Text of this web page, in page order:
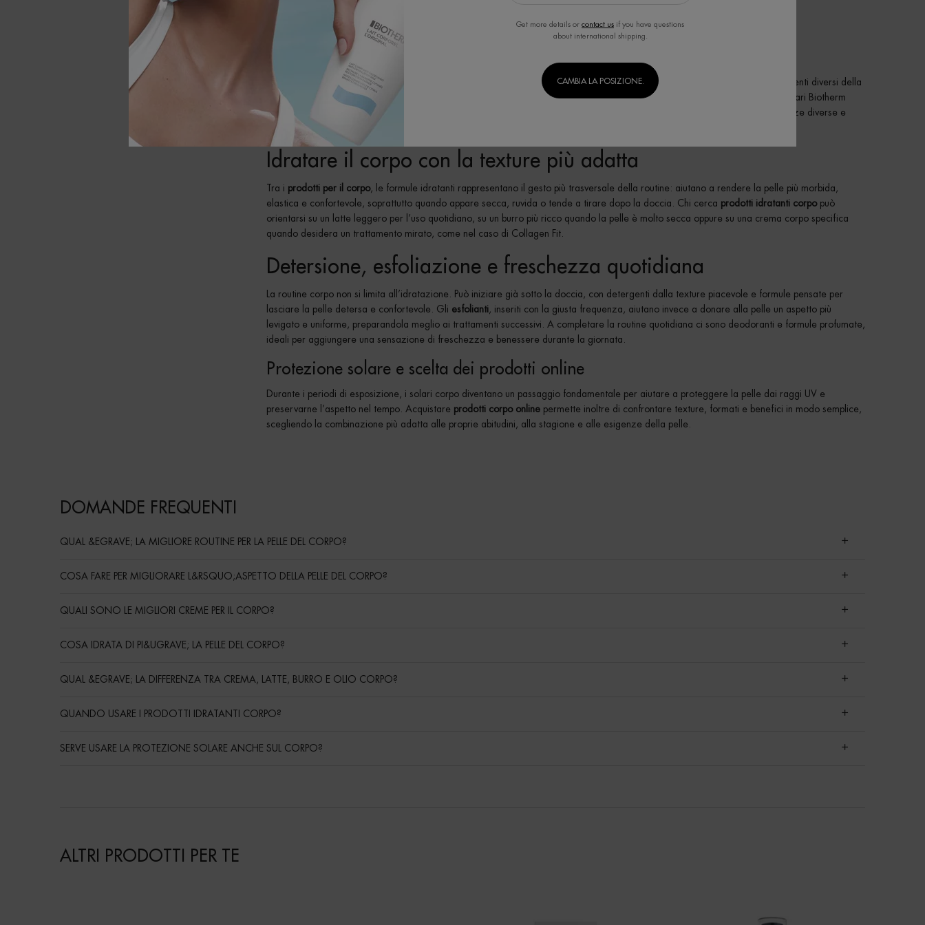
prodotti corpoadatti alle proprie esigenze significa costruire una routine capace di accompagnare la pelle in momenti diversi della
giornata: dalla detersione alla protezione solare, dall’idratazione quotidiana ai trattamenti più mirati. La categoria corpo e solari Biotherm
raccoglie texture differenti, come latte, burro, crema, olio, gel doccia, deodoranti e protezioni solari, per rispondere a esigenze diverse e
trasformare ogni gesto in un momento sensoriale.
Idratare il corpo con la texture più adatta
Tra i prodotti per il corpo, le formule idratanti rappresentano il gesto più trasversale della routine: aiutano a rendere la pelle più morbida,
elastica e confortevole, soprattutto quando appare secca, ruvida o tende a tirare dopo la doccia. Chi cerca prodotti idratanti corpopuò
orientarsi su un latte leggero per l’uso quotidiano, su un burro più ricco quando la pelle è molto secca oppure su una crema corpo specifica
quando desidera un trattamento mirato, come nel caso di Collagen Fit.
Detersione, esfoliazione e freschezza quotidiana
La routine corpo non si limita all’idratazione. Può iniziare già sotto la doccia, con detergenti dalla texture piacevole e formule pensate per
lasciare la pelle detersa e confortevole. Gli esfolianti, inseriti con la giusta frequenza, aiutano invece a donare alla pelle un aspetto più
levigato e uniforme, preparandola meglio ai trattamenti successivi. A completare la routine quotidiana ci sono deodoranti e formule profumate,
ideali per aggiungere una sensazione di freschezza e benessere durante la giornata.
Protezione solare e scelta dei prodotti online
Durante i periodi di esposizione, i solari corpo diventano un passaggio fondamentale per aiutare a proteggere la pelle dai raggi UV e
preservarne l’aspetto nel tempo. Acquistare prodotti corpo online permette inoltre di confrontare texture, formati e benefici in modo semplice,
scegliendo la combinazione più adatta alle proprie abitudini, alla stagione e alle esigenze della pelle.
DOMANDE FREQUENTI
QUAL &EGRAVE; LA MIGLIORE ROUTINE PER LA PELLE DEL CORPO?
COSA FARE PER MIGLIORARE L&RSQUO;ASPETTO DELLA PELLE DEL CORPO?
QUALI SONO LE MIGLIORI CREME PER IL CORPO?
COSA IDRATA DI PI&UGRAVE; LA PELLE DEL CORPO?
QUAL &EGRAVE; LA DIFFERENZA TRA CREMA, LATTE, BURRO E OLIO CORPO?
QUANDO USARE I PRODOTTI IDRATANTI CORPO?
SERVE USARE LA PROTEZIONE SOLARE ANCHE SUL CORPO?
ALTRI PRODOTTI PER TE
Get more details or contact us if you have questions
about international shipping.
CAMBIA LA POSIZIONE.